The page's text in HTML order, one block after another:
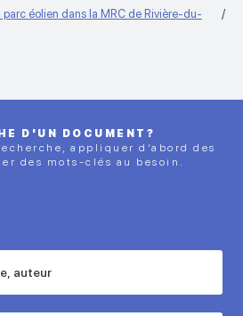
parc éolien dans la MRC de Rivière-du-
D'UN DOCUMENT?
appliquer d’abord des
des mots-clés au besoin.